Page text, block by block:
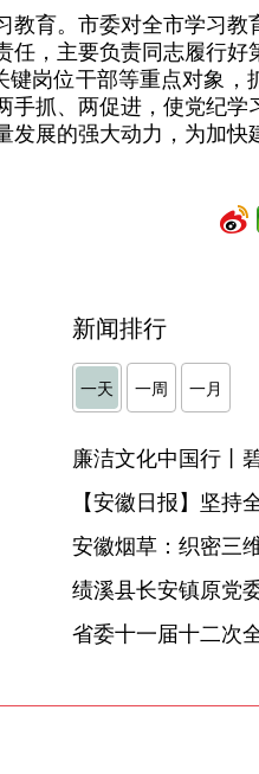
育。市委对全市学习
，主要负责同志履行
岗位干部等重点对象
抓、两促进，使党纪
展的强大动力，为加
新闻排行
一天 一周 一月
廉洁文化中国行丨
【安徽日报】坚持
安徽烟草：织密三
省委十一届十二次